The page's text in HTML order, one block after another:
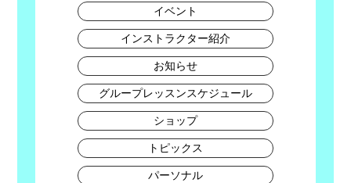
イベント
インストラクター紹介
お知らせ
グループレッスンスケジュール
ショップ
トピックス
パーソナル